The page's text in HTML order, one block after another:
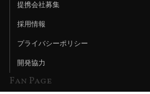
提携会社募集
採用情報
プライバシーポリシー
開発協力
Fan Page